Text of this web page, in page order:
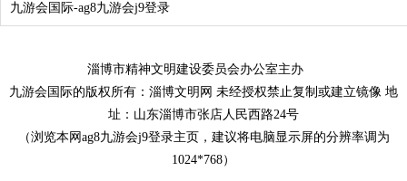
九游会国际-ag8九游会j9登录
淄博市精神文明建设委员会办公室主办
九游会国际的版权所有：淄博文明网 未经授权禁止复制或建立镜像 地
址：山东淄博市张店人民西路24号
（浏览本网ag8九游会j9登录主页，建议将电脑显示屏的分辨率调为
1024*768）